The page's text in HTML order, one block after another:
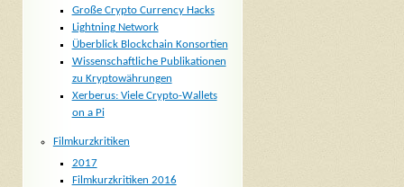
Große Crypto Currency Hacks
Lightning Network
Überblick Blockchain Konsortien
Wissenschaftliche Publikationen
zu Kryptowährungen
Xerberus: Viele Crypto-Wallets
on a Pi
Filmkurzkritiken
2017
Filmkurzkritiken 2016